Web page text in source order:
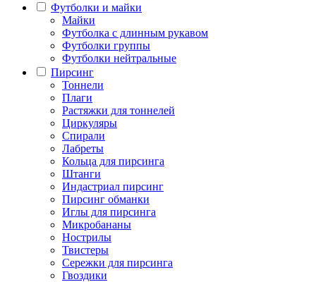
Футболки и майки
Майки
Футболка с длинным рукавом
Футболки группы
Футболки нейтральные
Пирсинг
Тоннели
Плаги
Растяжки для тоннелей
Циркуляры
Спирали
Лабреты
Кольца для пирсинга
Штанги
Индастриал пирсинг
Пирсинг обманки
Иглы для пирсинга
Микробананы
Нострилы
Твистеры
Сережки для пирсинга
Гвоздики